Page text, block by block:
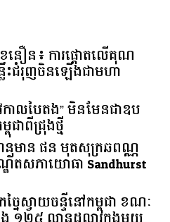
ឿន៖ ការផ្តោតលើគុណ
លឹះជំរុញចិនឡើងជាមហា
កាលបៃតង” មិនមែនជាឧប
ជាពីជ្រុងថ្មី
មាន ផន មុតសុក្រឆពណ្ណ
ឌិតសភាយោធា Sandhurst
នៃ​ស្វាយចន្ទី​នៅ​កម្ពុជា​ ​ខណៈ​